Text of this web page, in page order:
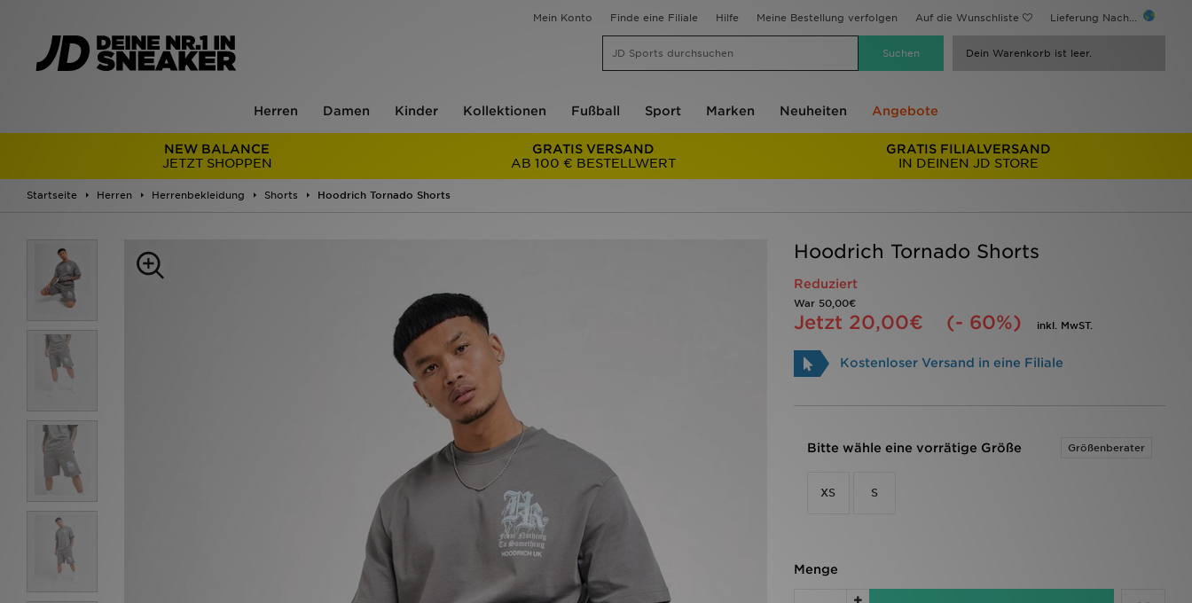
Mein Konto Finde eine Filiale Hilfe Meine Bestellung verfolgen Auf die Wunschliste Lieferung Nach...
Dein Warenkorb ist leer.
Herren Damen Kinder Kollektionen Fußball Sport Marken Neuheiten Angebote
NEW BALANCE
JETZT SHOPPEN
GRATIS VERSAND
AB 100 € BESTELLWERT
GRATIS FILIALVERSAND
IN DEINEN JD STORE
Startseite Herren Herrenbekleidung Shorts Hoodrich Tornado Shorts
Hoodrich Tornado Shorts
Reduziert
War 50,00€
Jetzt 20,00€ (- 60%) inkl. MwST.
Kostenloser Versand in eine Filiale
Bitte wähle eine vorrätige Größe Größenberater
XS S
Menge